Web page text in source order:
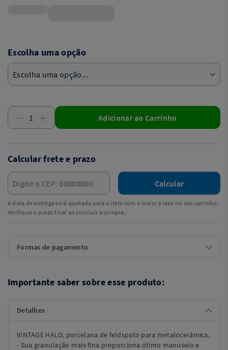
Escolha uma opção
Adicionar ao Carrinho
Calcular frete e prazo
Calcular
A data de entrega será ajustada para o item com o maior prazo no seu carrinho.
Verifique o prazo final ao concluir a compra.
Formas de pagamento
Importante saber sobre esse produto:
Detalhes
VINTAGE HALO, porcelana de feldspato para metalocerâmica.
- Sua granulação mais fina proporciona ótimo manuseio e